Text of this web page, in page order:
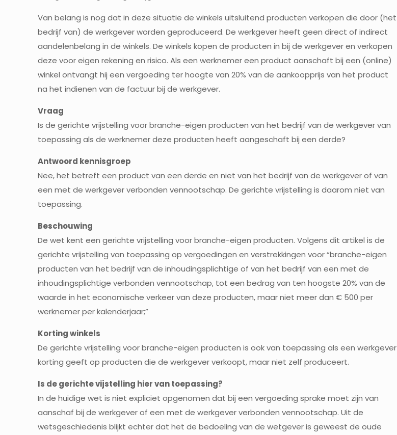
Van belang is nog dat in deze situatie de winkels uitsluitend producten verkopen die door (het
bedrijf van) de werkgever worden geproduceerd. De werkgever heeft geen direct of indirect
aandelenbelang in de winkels. De winkels kopen de producten in bij de werkgever en verkopen
deze voor eigen rekening en risico. Als een werknemer een product aanschaft bij een (online)
winkel ontvangt hij een vergoeding ter hoogte van 20% van de aankoopprijs van het product
na het indienen van de factuur bij de werkgever.
Vraag
Is de gerichte vrijstelling voor branche-eigen producten van het bedrijf van de werkgever van
toepassing als de werknemer deze producten heeft aangeschaft bij een derde?
Antwoord kennisgroep
Nee, het betreft een product van een derde en niet van het bedrijf van de werkgever of van
een met de werkgever verbonden vennootschap. De gerichte vrijstelling is daarom niet van
toepassing.
Beschouwing
De wet kent een gerichte vrijstelling voor branche-eigen producten. Volgens dit artikel is de
gerichte vrijstelling van toepassing op vergoedingen en verstrekkingen voor “branche-eigen
producten van het bedrijf van de inhoudingsplichtige of van het bedrijf van een met de
inhoudingsplichtige verbonden vennootschap, tot een bedrag van ten hoogste 20% van de
waarde in het economische verkeer van deze producten, maar niet meer dan € 500 per
werknemer per kalenderjaar;”
Korting winkels
De gerichte vrijstelling voor branche-eigen producten is ook van toepassing als een werkgever
korting geeft op producten die de werkgever verkoopt, maar niet zelf produceert.
Is de gerichte vijstelling hier van toepassing?
In de huidige wet is niet expliciet opgenomen dat bij een vergoeding sprake moet zijn van
aanschaf bij de werkgever of een met de werkgever verbonden vennootschap. Uit de
wetsgeschiedenis blijkt echter dat het de bedoeling van de wetgever is geweest de oude